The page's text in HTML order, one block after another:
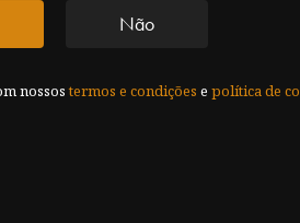
Não
nossostermos e condições e política de